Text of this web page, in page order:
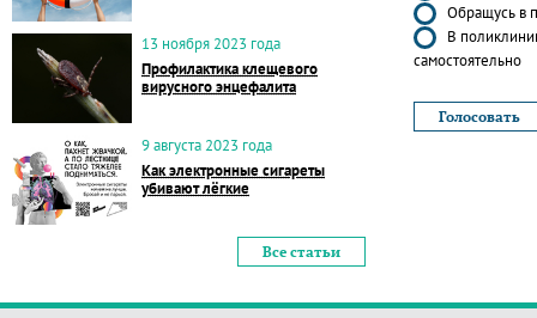
13 ноября 2023 года
Профилактика клещевого
вирусного энцефалита
9 августа 2023 года
Как электронные сигареты
убивают лёгкие
Все статьи
Обращусь в
В
самостоятельно